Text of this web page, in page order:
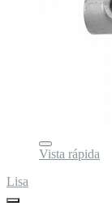
Vista rápida
Lisa